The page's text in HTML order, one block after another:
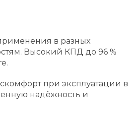
в разных
Высокий КПД до 96 %
при эксплуатации в
надёжность и